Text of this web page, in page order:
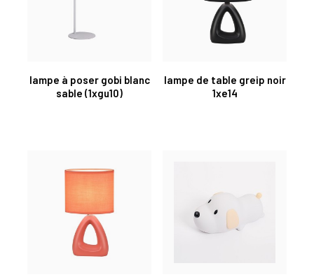
lampe à poser gobi blanc
sable (1xgu10)
lampe de table greip noir
1xe14